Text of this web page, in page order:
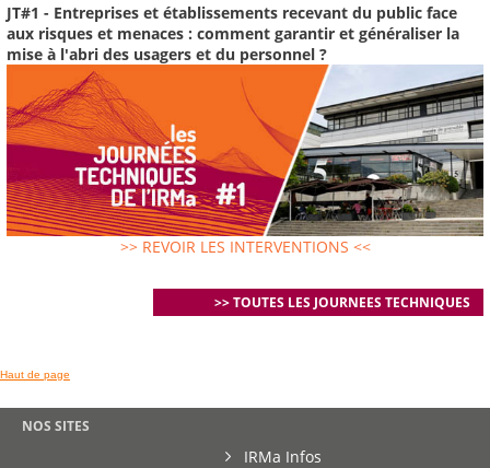
JT#1 - Entreprises et établissements recevant du public face
aux risques et menaces : comment garantir et généraliser la
mise à l'abri des usagers et du personnel ?
>> REVOIR LES INTERVENTIONS <<
>> TOUTES LES JOURNEES TECHNIQUES
Haut de page
NOS SITES
IRMa Infos